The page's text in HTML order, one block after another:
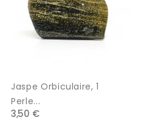
Jaspe Orbiculaire, 1
Perle...
3,50 €